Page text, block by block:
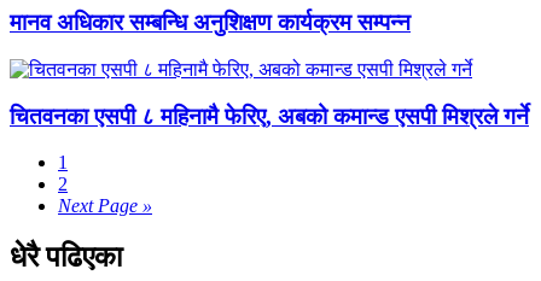
मानव अधिकार सम्बन्धि अनुशिक्षण कार्यक्रम सम्पन्न
चितवनका एसपी ८ महिनामै फेरिए, अबको कमान्ड एसपी मिश्रले गर्ने
1
2
Next Page »
धेरै पढिएका